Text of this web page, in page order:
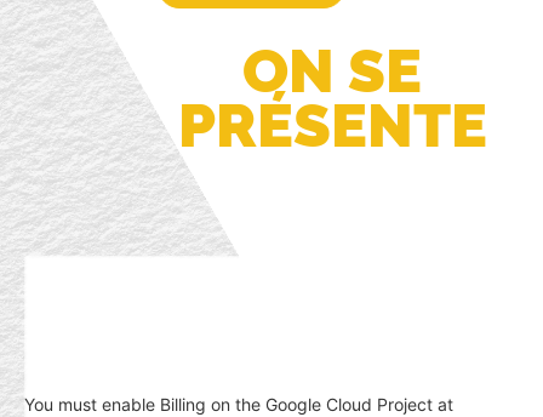
ON SE
PRÉSENTE
You must enable Billing on the Google Cloud Project at